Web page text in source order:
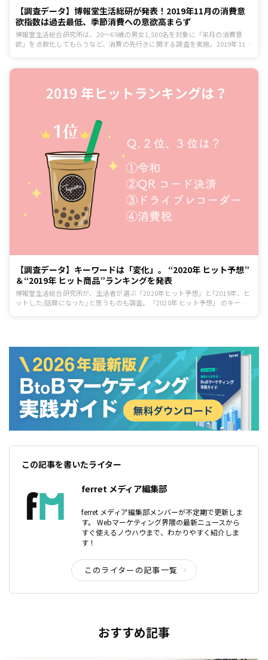
【調査データ】博報堂生活総研が発表！2019年11月の消費意
欲指数は過去最低、季節消費への意欲高まらず
博報堂生活総合研究所は、20～69歳の男女1,500名を対象に「来月の消費意
欲」を点数化してもらうなど、消費の先行きに関する調査を実施。2019年11月
【調査データ】キーワードは「変化」。 “2020年 ヒット予想”
＆“2019年 ヒット商品”ランキングを発表
博報堂生活総合研究所が、生活者が選ぶ「2020年ヒット予想」と｢2019年、ヒ
ットした/話題になった｣と思うものも調査。「2020年 ヒット予想」 のキーワ
この記事を書いたライター
ferret メディア編集部
ferret メディア編集部メンバーが不定期で更新しま
す。 Webマーケティング界隈の最新ニュースから
すぐ使えるノウハウまで、わかりやすく紹介しま
す！
このライターの記事一覧
おすすめ記事